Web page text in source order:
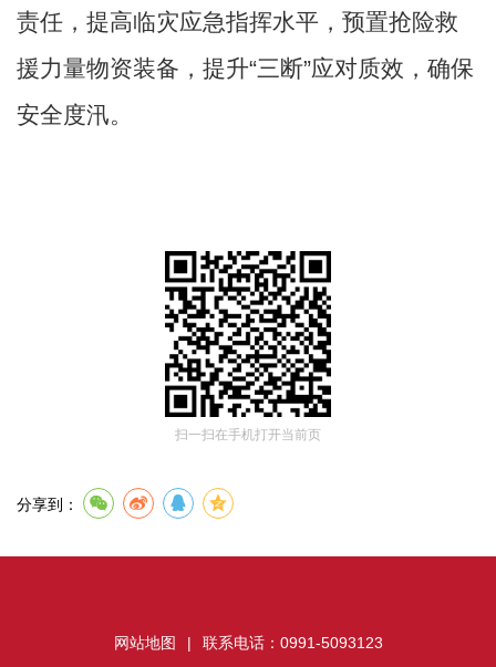
责任，提高临灾应急指挥水平，预置抢险救
援力量物资装备，提升“三断”应对质效，确保
安全度汛。
扫一扫在手机打开当前页
分享到：
网站地图 | 联系电话：0991-5093123